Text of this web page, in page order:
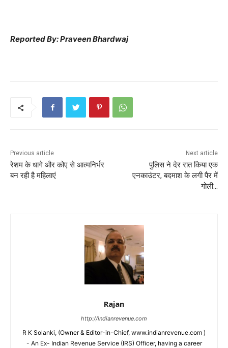
Reported By: Praveen Bhardwaj
Previous article
रेशम के धागे और कोए से आत्मनिर्भर
बन रही है महिलाएं
Next article
पुलिस ने देर रात किया एक
एनकाउंटर, बदमाश के लगी पैर में
गोली…
Rajan
http://indianrevenue.com
R K Solanki, (Owner & Editor-in-Chief, www.indianrevenue.com )
- An Ex- Indian Revenue Service (IRS) Officer, having a career